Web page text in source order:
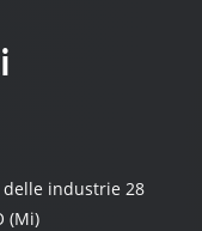
delle industrie 28
(Mi)